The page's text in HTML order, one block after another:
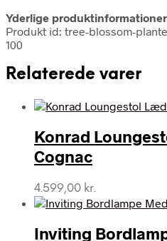
Yderlige
Produkt id: tree-blossom-
100
Relaterede varer
Konrad
Cognac
4.599,00 kr.
Inviting